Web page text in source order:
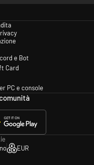
nascoste e incontri
dell'isola ti consente di
cammino, ma preparati
angolo si nascondono
Rischia, trionfa e adatta
e Bot
Card
PC e console
EUR